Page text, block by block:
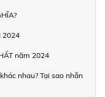
2024
năm 2024
nhau? Tại sao nhẫn